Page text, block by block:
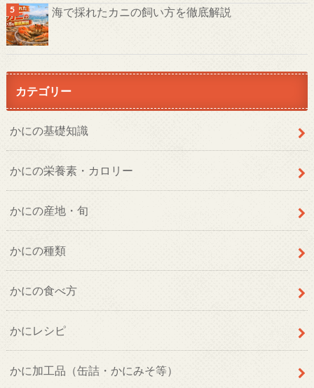
海で採れたカニの飼い方を徹底解説
カテゴリー
かにの基礎知識
かにの栄養素・カロリー
かにの産地・旬
かにの種類
かにの食べ方
かにレシピ
かに加工品（缶詰・かにみそ等）